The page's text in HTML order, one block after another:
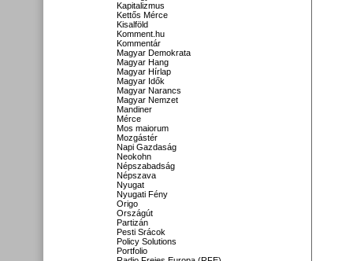
Kapitalizmus
Kettős Mérce
Kisalföld
Komment.hu
Kommentár
Magyar Demokrata
Magyar Hang
Magyar Hírlap
Magyar Idők
Magyar Narancs
Magyar Nemzet
Mandiner
Mérce
Mos maiorum
Mozgástér
Napi Gazdaság
Neokohn
Népszabadság
Népszava
Nyugat
Nyugati Fény
Origo
Országút
Partizán
Pesti Srácok
Policy Solutions
Portfolio